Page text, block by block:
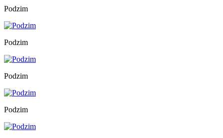
Podzim
Podzim
Podzim
Podzim